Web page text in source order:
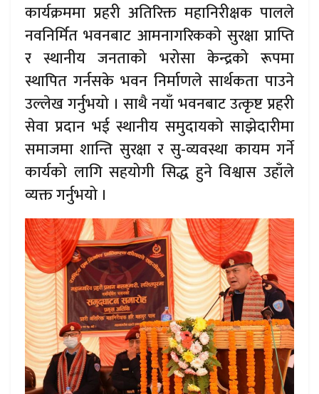
कार्यक्रममा प्रहरी अतिरिक्त महानिरीक्षक पालले
नवनिर्मित भवनबाट आमनागरिकको सुरक्षा प्राप्ति
र स्थानीय जनताको भरोसा केन्द्रको रूपमा
स्थापित गर्नसके भवन निर्माणले सार्थकता पाउने
उल्लेख गर्नुभयो । साथै नयाँ भवनबाट उत्कृष्ट प्रहरी
सेवा प्रदान भई स्थानीय समुदायको साझेदारीमा
समाजमा शान्ति सुरक्षा र सु-व्यवस्था कायम गर्ने
कार्यको लागि सहयोगी सिद्ध हुने विश्वास उहाँले
व्यक्त गर्नुभयो ।